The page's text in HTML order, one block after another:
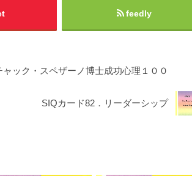
feedly
ック・スペザーノ博士成功心理１００
SIQカード82．リーダーシップ